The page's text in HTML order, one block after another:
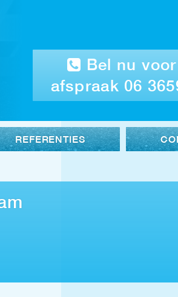
Bel nu
afspraak 06
REFERENTIES